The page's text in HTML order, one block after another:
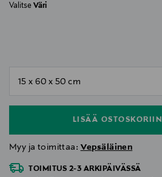
Valitse Väri
LISÄÄ OSTOSKORIIN
Myy ja toimittaa: Vepsäläinen
TOIMITUS 2-3 ARKIPÄIVÄSSÄ